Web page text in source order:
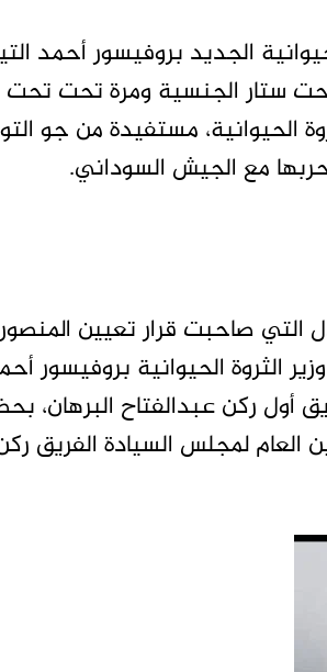
الجديد بروفيسور أحمد
ستار الجنسية ومرة تحت
مستفيدة من جو
مع الجيش السوداني.
التي صاحبت قرار تعيين
الثروة الحيوانية بروفيسور
أول ركن عبدالفتاح البرهان،
العام لمجلس السيادة